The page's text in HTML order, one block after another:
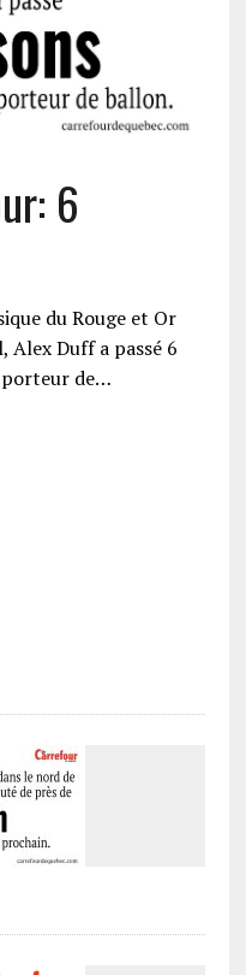
6
du Rouge et Or
Duff a passé 6
porteur de…